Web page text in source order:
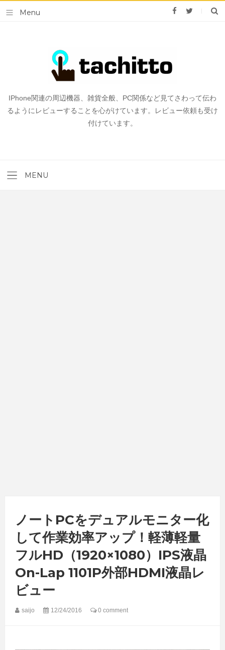
IPhone関連の周辺機器、雑貨全般、PC関係など見てさわって伝わ
るようにレビューすることを心がけています。レビュー依頼も受け
付けています。
ノートPCをデュアルモニター化
して作業効率アップ！軽薄軽量
フルHD（1920×1080）IPS液晶
On-Lap 1101P外部HDMI液晶レ
ビュー
saijo 12/24/2016 0 comment